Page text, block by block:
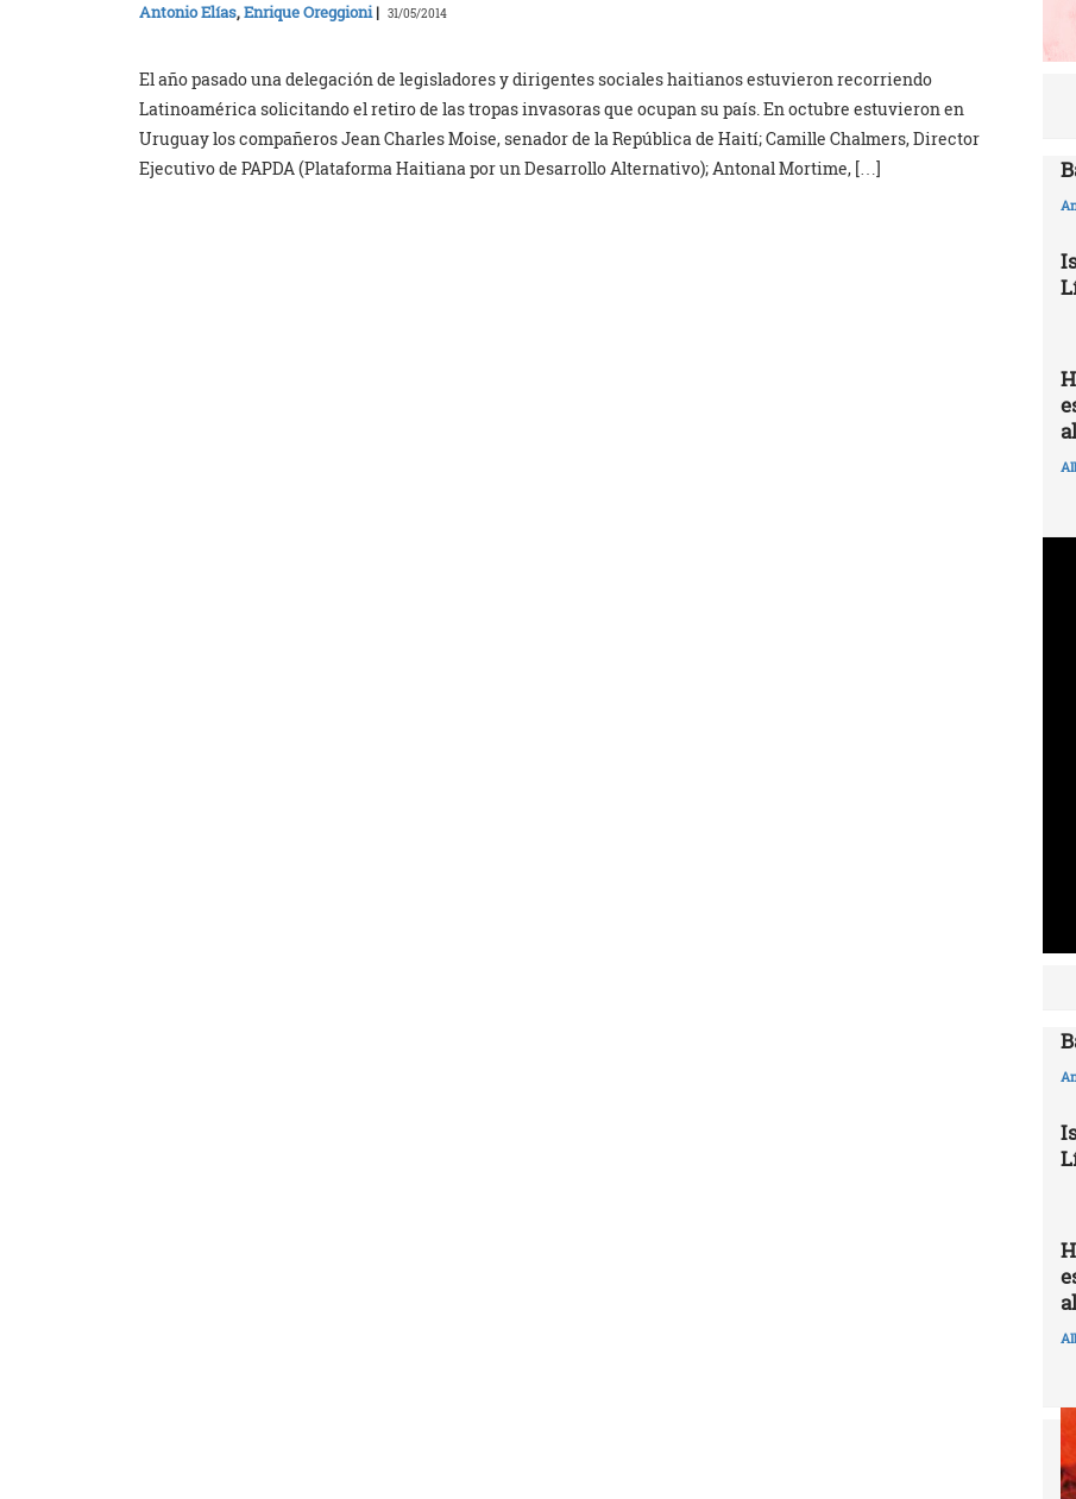
Antonio Elías,Enrique Oreggioni| 31/05/2014
El año pasado una delegación de legisladores y dirigentes sociales haitianos estuvieron recorriendo
Latinoamérica solicitando el retiro de las tropas invasoras que ocupan su país. En octubre estuvieron en
Uruguay los compañeros Jean Charles Moise, senador de la República de Haití; Camille Chalmers, Director
Ejecutivo de PAPDA (Plataforma Haitiana por un Desarrollo Alternativo); Antonal Mortime, […]